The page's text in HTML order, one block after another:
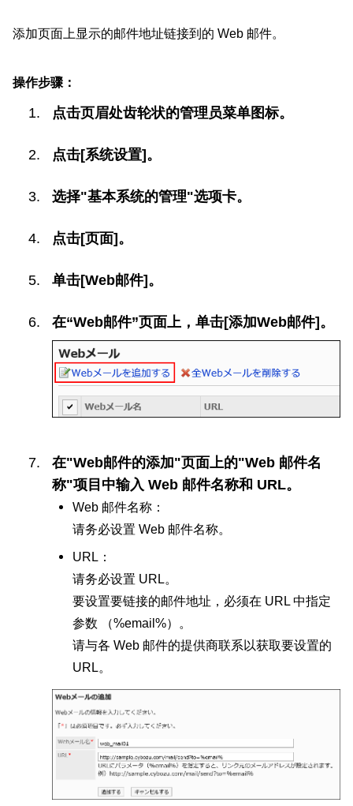
添加页面上显示的邮件地址链接到的 Web 邮件。
操作步骤：
点击页眉处齿轮状的管理员菜单图标。
点击[系统设置]。
选择"基本系统的管理"选项卡。
点击[页面]。
单击[Web邮件]。
在“Web邮件”页面上，单击[添加Web邮件]。
在"Web邮件的添加"页面上的"Web 邮件名
称"项目中输入 Web 邮件名称和 URL。
Web 邮件名称：
请务必设置 Web 邮件名称。
URL：
请务必设置 URL。
要设置要链接的邮件地址，必须在 URL 中指定
参数 （%email%）。
请与各 Web 邮件的提供商联系以获取要设置的
URL。